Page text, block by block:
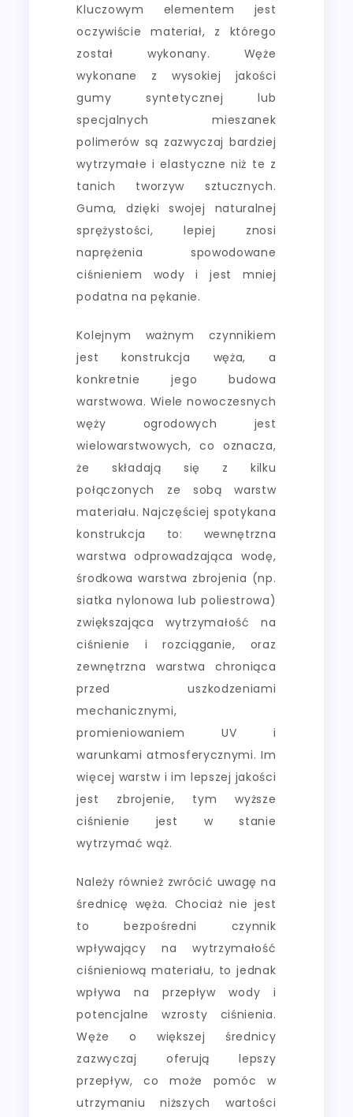
Kluczowym elementem jest
oczywiście materiał, z którego
został wykonany. Węże
wykonane z wysokiej jakości
gumy syntetycznej lub
specjalnych mieszanek
polimerów są zazwyczaj bardziej
wytrzymałe i elastyczne niż te z
tanich tworzyw sztucznych.
Guma, dzięki swojej naturalnej
sprężystości, lepiej znosi
naprężenia spowodowane
ciśnieniem wody i jest mniej
podatna na pękanie.
Kolejnym ważnym czynnikiem
jest konstrukcja węża, a
konkretnie jego budowa
warstwowa. Wiele nowoczesnych
węży ogrodowych jest
wielowarstwowych, co oznacza,
że składają się z kilku
połączonych ze sobą warstw
materiału. Najczęściej spotykana
konstrukcja to: wewnętrzna
warstwa odprowadzająca wodę,
środkowa warstwa zbrojenia (np.
siatka nylonowa lub poliestrowa)
zwiększająca wytrzymałość na
ciśnienie i rozciąganie, oraz
zewnętrzna warstwa chroniąca
przed uszkodzeniami
mechanicznymi,
promieniowaniem UV i
warunkami atmosferycznymi. Im
więcej warstw i im lepszej jakości
jest zbrojenie, tym wyższe
ciśnienie jest w stanie
wytrzymać wąż.
Należy również zwrócić uwagę na
średnicę węża. Chociaż nie jest
to bezpośredni czynnik
wpływający na wytrzymałość
ciśnieniową materiału, to jednak
wpływa na przepływ wody i
potencjalne wzrosty ciśnienia.
Węże o większej średnicy
zazwyczaj oferują lepszy
przepływ, co może pomóc w
utrzymaniu niższych wartości